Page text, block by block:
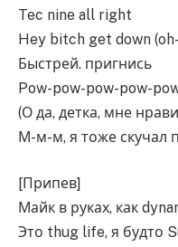
Tec nine all right
Hey bitch get down
Быстрей. пригнись
Pow-pow-pow-pow-
(О да, детка, мне
М-м-м, я тоже скучал
[Припев]
Майк в руках, как
Это thug life, я будто